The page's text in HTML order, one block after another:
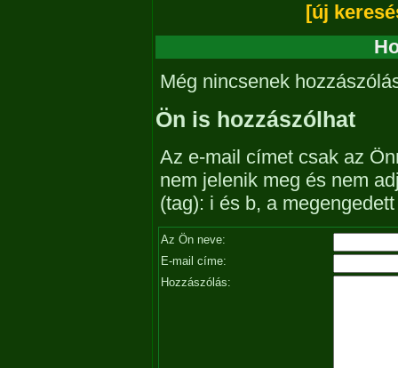
[új
Még nincsenek
Ön is hozzászólhat
Az e-mail címet csak az
nem jelenik meg és nem
(tag): i és b, a
Az Ön neve:
E-mail címe:
Hozzászólás: